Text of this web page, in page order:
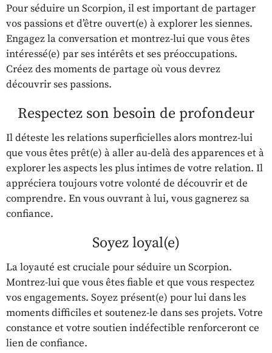
Pour séduire un Scorpion, il est important de partager
vos passions et d’être ouvert(e) à explorer les siennes.
Engagez la conversation et montrez-lui que vous êtes
intéressé(e) par ses intérêts et ses préoccupations.
Créez des moments de partage où vous devrez
découvrir ses passions.
Respectez son besoin de profondeur
Il déteste les relations superficielles alors montrez-lui
que vous êtes prêt(e) à aller au-delà des apparences et à
explorer les aspects les plus intimes de votre relation. Il
appréciera toujours votre volonté de découvrir et de
comprendre. En vous ouvrant à lui, vous gagnerez sa
confiance.
Soyez loyal(e)
La loyauté est cruciale pour séduire un Scorpion.
Montrez-lui que vous êtes fiable et que vous respectez
vos engagements. Soyez présent(e) pour lui dans les
moments difficiles et soutenez-le dans ses projets. Votre
constance et votre soutien indéfectible renforceront ce
lien de confiance.